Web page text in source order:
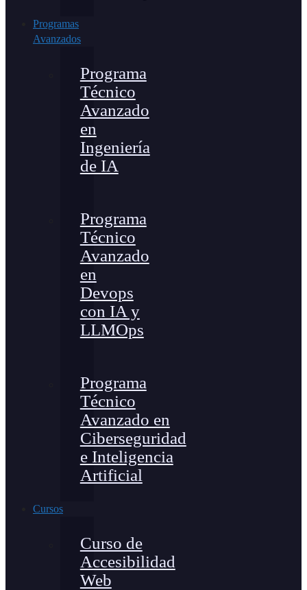
Programas
Avanzados
Programa
Técnico
Avanzado
en
Ingeniería
de IA
Programa
Técnico
Avanzado
en
Devops
con IA y
LLMOps
Programa
Técnico
Avanzado en
Ciberseguridad
e Inteligencia
Artificial
Cursos
Curso de
Accesibilidad
Web